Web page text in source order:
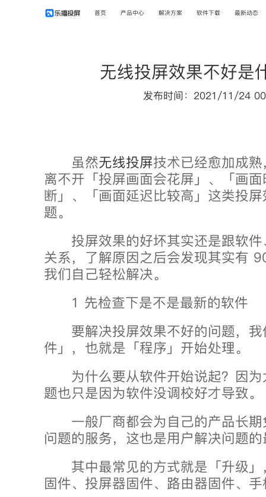
首页 产品中心 解决方案 软件下载 最新动态
无线投屏效果不好是
发布时间：2021/11/24
虽然无线投屏技术已经愈加成
离不开「投屏画面会花屏」、「画
断」、「画面延迟比较高」这类投
题。
投屏效果的好坏其实还是跟软件
关系，了解原因之后会发现其实有
我们自己轻松解决。
1 先检查下是不是最新的软件
要解决投屏效果不好的问题，我
件」，也就是「程序」开始处理。
为什么要从软件开始说起？因为
题也只是因为软件没调校好才导致。
一般厂商都会为自己的产品长期
问题的服务，这也是用户解决问题
其中最常见的方式就是「升级」
固件、投屏器固件、路由器固件、